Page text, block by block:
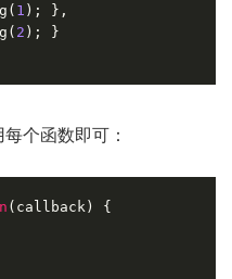
1 ); },
2 ); }
个函数即可：
(callback)
{